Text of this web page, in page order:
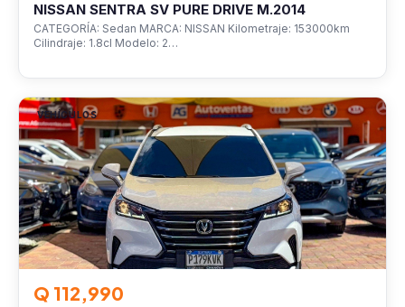
NISSAN SENTRA SV PURE DRIVE M.2014
CATEGORÍA: Sedan MARCA: NISSAN Kilometraje: 153000km
Cilindraje: 1.8cl Modelo: 2…
VEHÍCULOS
Q 112,990